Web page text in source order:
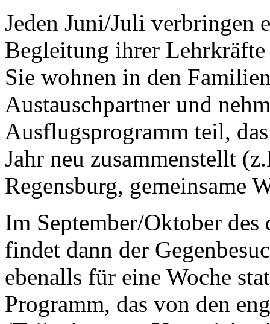
Jeden Juni/Juli verbringen
Begleitung ihrer Lehrkräfte
Sie wohnen in den
Austauschpartner und
Ausflugsprogramm teil,
Jahr neu zusammenstellt
Regensburg, gemeinsame
Im September/Oktober
findet dann der
ebenalls für eine Woche
Programm, das von den